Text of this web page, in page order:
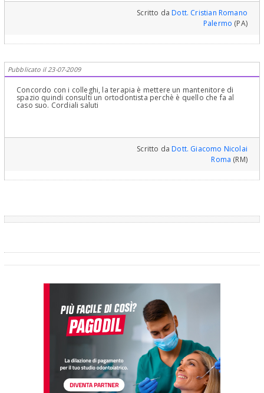
Scritto daDott. Cristian Romano
Palermo (PA)
Pubblicato il 23-07-2009
Concordo con i colleghi, la terapia è mettere un mantenitore di
spazio quindi consulti un ortodontista perchè è quello che fa al
caso suo. Cordiali saluti
Scritto daDott. Giacomo Nicolai
Roma (RM)